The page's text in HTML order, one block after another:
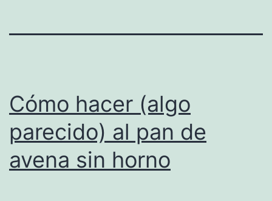
Cómo hacer (algo
parecido) al pan de
avena sin horno